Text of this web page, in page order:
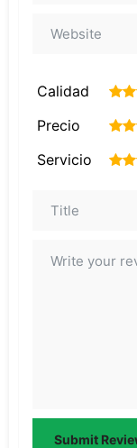
Calidad 3
2
Precio 3
2
Servicio 3
2